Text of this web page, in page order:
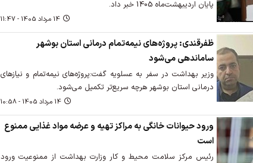
پایان اردیبهشت‌ماه 1405 خبر داد.
14 مرداد 1405 - 11:47
ظفرقندی: پروژه‌های نیمه‌تمام درمانی استان بوشهر
ساماندهی می‌شود
وزیر بهداشت در سفر به عسلویه گفت:پروژه‌های نیمه‌تمام و نیازهای
درمانی استان بوشهر هرچه سریع‌تر تکمیل می‌شود.
14 مرداد 1405 - 10:58
ورود حیوانات خانگی به مراکز تهیه و عرضه مواد غذایی ممنوع
است
رئیس مرکز سلامت محیط و کار وزارت بهداشت از ممنوعیت ورود